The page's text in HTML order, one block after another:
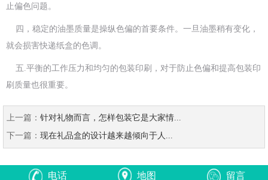
止偏色问题。
四，稳定的油墨质量是操纵色偏的首要条件。一旦油墨稍有变化，
就会损害快递纸盒的色调。
五.平衡的工作压力和均匀的包装印刷，对于防止色偏和提高包装印
刷质量也很重要。
上一篇： 针对礼物而言，怎样包装它是大家情...
下一篇： 现在礼品盒的设计越来越倾向于人...
电话 地图 留言